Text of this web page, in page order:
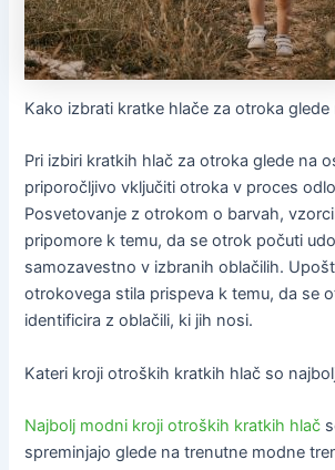
Kako izbrati kratke hlače za otroka glede
Pri izbiri kratkih hlač za otroka glede na
priporočljivo vključiti otroka v proces
Posvetovanje z otrokom o barvah,
pripomore k temu, da se otrok počuti
samozavestno v izbranih oblačilih.
otrokovega stila prispeva k temu, da se
identificira z oblačili, ki jih nosi.
Kateri kroji otroških kratkih hlač so
Najbolj modni kroji otroških kratkih hlač
spreminjajo glede na trenutne modne